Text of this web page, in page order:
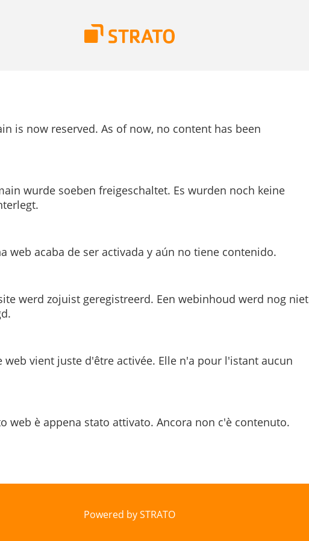
is now reserved. As of now, no content has been
wurde soeben freigeschaltet. Es wurden noch keine
web acaba de ser activada y aún no tiene contenido.
werd zojuist geregistreerd. Een webinhoud werd nog niet
web vient juste d'être activée. Elle n'a pour l'istant aucun
web è appena stato attivato. Ancora non c'è contenuto.
Powered by STRATO